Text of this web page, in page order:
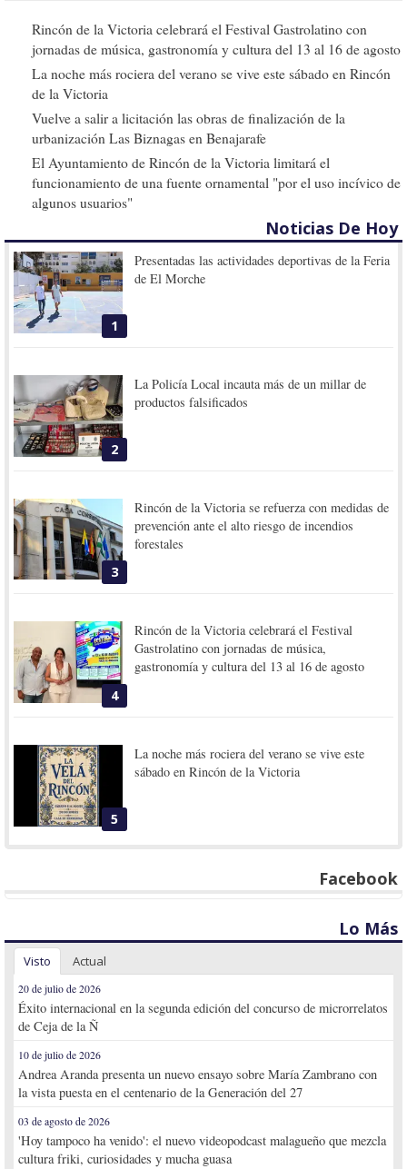
Rincón de la Victoria celebrará el Festival Gastrolatino con
jornadas de música, gastronomía y cultura del 13 al 16 de agosto
La noche más rociera del verano se vive este sábado en Rincón
de la Victoria
Vuelve a salir a licitación las obras de finalización de la
urbanización Las Biznagas en Benajarafe
El Ayuntamiento de Rincón de la Victoria limitará el
funcionamiento de una fuente ornamental "por el uso incívico de
algunos usuarios"
Noticias De Hoy
1
Presentadas las actividades deportivas de la Feria
de El Morche
2
La Policía Local incauta más de un millar de
productos falsificados
3
Rincón de la Victoria se refuerza con medidas de
prevención ante el alto riesgo de incendios
forestales
4
Rincón de la Victoria celebrará el Festival
Gastrolatino con jornadas de música,
gastronomía y cultura del 13 al 16 de agosto
5
La noche más rociera del verano se vive este
sábado en Rincón de la Victoria
Facebook
Lo Más
Visto Actual
20 de julio de 2026
Éxito internacional en la segunda edición del concurso de microrrelatos
de Ceja de la Ñ
10 de julio de 2026
Andrea Aranda presenta un nuevo ensayo sobre María Zambrano con
la vista puesta en el centenario de la Generación del 27
03 de agosto de 2026
'Hoy tampoco ha venido': el nuevo videopodcast malagueño que mezcla
cultura friki, curiosidades y mucha guasa